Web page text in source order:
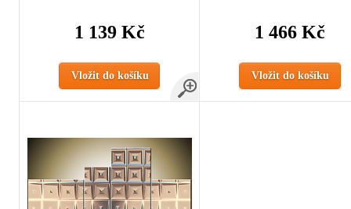
1 139 Kč
Vložit do košíku
1 466 Kč
Vložit do košíku